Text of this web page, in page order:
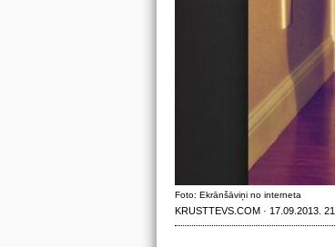
Foto: Ekrānšāviņi no interneta
KRUSTTEVS.COM · 17.09.2013.